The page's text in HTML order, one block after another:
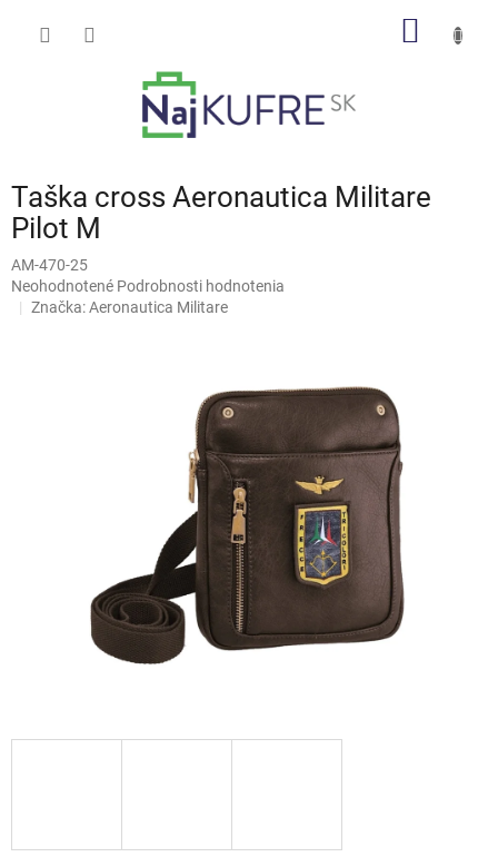
Taška cross Aeronautica Militare
Pilot M
AM-470-25
Priemerné
hodnotenie
Neohodnotené Podrobnosti hodnotenia
Značka:Aeronautica Militare